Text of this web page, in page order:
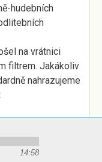
hudebních
na vrátnici
filtrem. Jakákoliv
nahrazujeme
14:58